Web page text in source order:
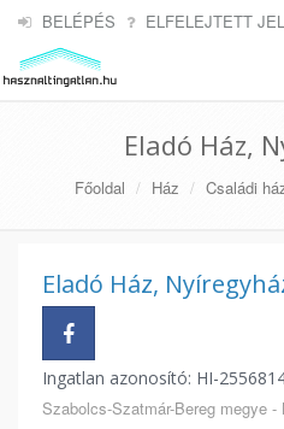
BELÉPÉS ELFELEJTETT
Eladó Ház,
Főoldal Ház Családi
Eladó Ház,
Ingatlan azonosító: HI-
Szabolcs-Szatmár-Bereg megye